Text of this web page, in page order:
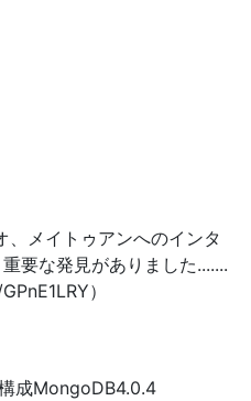
メイトゥアンへのインタ
要な発見がありました.......
）
成MongoDB4.0.4